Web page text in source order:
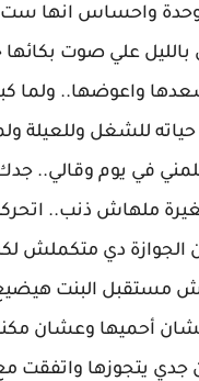
واحساس انها
علي صوت
واعوضها.. ولما
للشغل وللعيلة
في يوم وقالي..
ملهاش ذنب..
الجوازة دي متكملش
مستقبل البنت هيضيع
عشان أحميها وعشان
يتجوزها واتفقت